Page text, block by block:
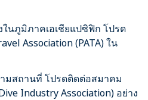
นภูมิภาคเอเชียแปซิฟิก โปรด
Association (PATA) ใน
มสถานที่ โปรดติดต่อสมาคม
Industry Association) อย่าง